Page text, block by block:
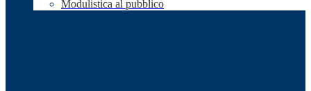
Modulistica al pubblico